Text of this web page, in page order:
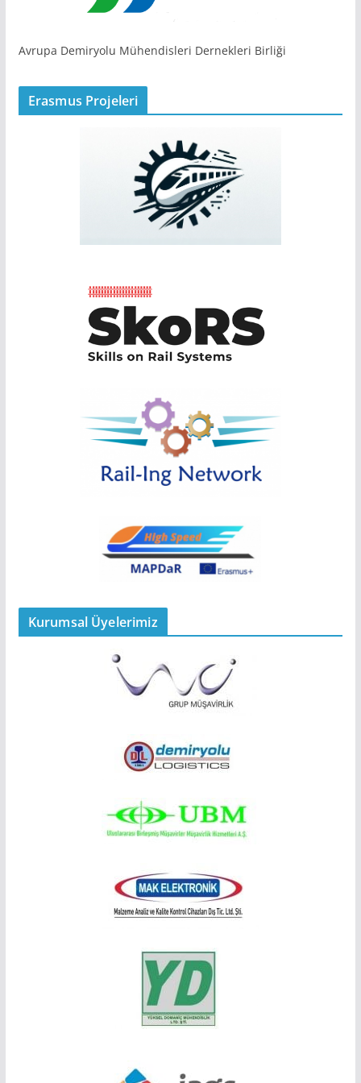
Avrupa Demiryolu Mühendisleri Dernekleri Birliği
Erasmus Projeleri
Kurumsal Üyelerimiz